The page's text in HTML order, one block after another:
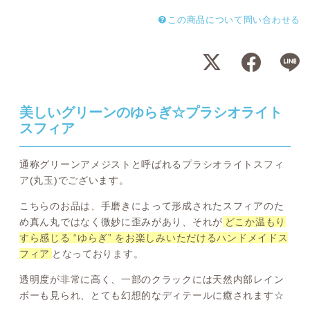
この商品について問い合わせる
美しいグリーンのゆらぎ☆プラシオライト
スフィア
通称グリーンアメジストと呼ばれるプラシオライトスフィ
ア(丸玉)でございます。
こちらのお品は、手磨きによって形成されたスフィアのた
め真ん丸ではなく微妙に歪みがあり、それが どこか温もり
すら感じる “ゆらぎ” をお楽しみいただけるハンドメイドス
フィア となっております。
透明度が非常に高く、一部のクラックには天然内部レイン
ボーも見られ、とても幻想的なディテールに癒されます☆